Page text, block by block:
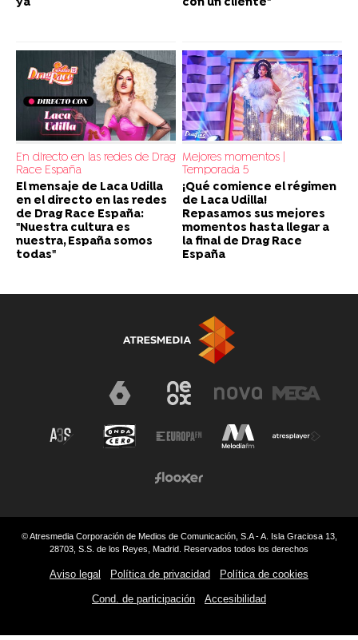
ya
con un cliente"
En directo en las redes de Drag
Race España
El mensaje de Laca Udilla
en el directo en las redes
de Drag Race España:
"Nuestra cultura es
nuestra, España somos
todas"
Mejores momentos |
Temporada 5
¡Qué comience el régimen
de Laca Udilla!
Repasamos sus mejores
momentos hasta llegar a
la final de Drag Race
España
© Atresmedia Corporación de Medios de Comunicación, S.A - A. Isla Graciosa 13,
28703, S.S. de los Reyes, Madrid. Reservados todos los derechos
Aviso legal Política de privacidad Política de cookies
Cond. de participación Accesibilidad